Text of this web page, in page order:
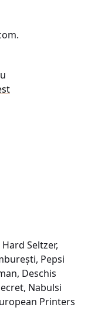
Seltzer,
Pepsi
Deschis
Nabulsi
Printers